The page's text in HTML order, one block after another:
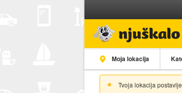
Moja lokacija
Tvoja lokacija